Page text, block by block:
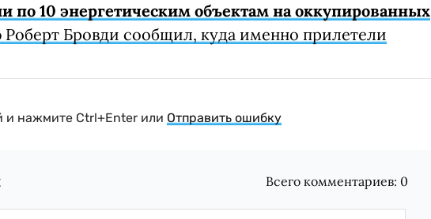
по 10 энергетическим объектам на оккупированных
Роберт Бровди сообщил, куда именно прилетели
и нажмите Ctrl+Enter или Отправить ошибку
Всего комментариев: 0